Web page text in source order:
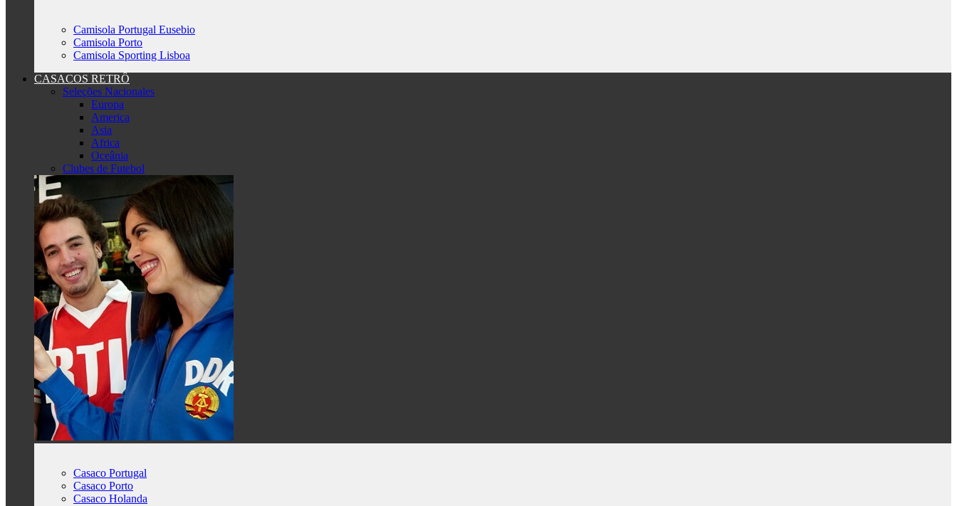
Camisola Portugal Eusebio
Camisola Porto
Camisola Sporting Lisboa
CASACOS RETRÔ
Seleções Nacionales
Europa
America
Asia
Africa
Oceânia
Clubes de Futebol
Casaco Portugal
Casaco Porto
Casaco Holanda